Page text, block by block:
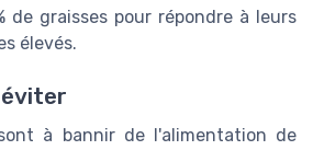
de graisses pour répondre à leurs
élevés.
à bannir de l'alimentation de